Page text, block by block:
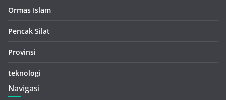
Ormas Islam
Pencak Silat
Provinsi
teknologi
Navigasi